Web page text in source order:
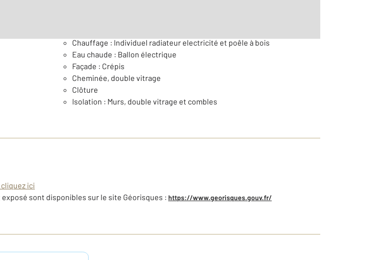
Chauffage : Individuel radiateur electricité et poêle à bois
Eau chaude : Ballon électrique
Façade : Crépis
Cheminée, double vitrage
Clôture
Isolation : Murs, double vitrage et combles
ici
sont disponibles sur le site Géorisques : https://www.georisques.gouv.fr/